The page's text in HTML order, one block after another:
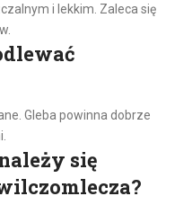
i lekkim. Zaleca się
Gleba powinna dobrze
się